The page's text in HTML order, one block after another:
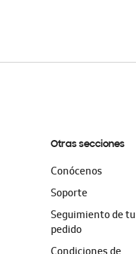
Otras secciones
Conócenos
Soporte
Seguimiento de tu
pedido